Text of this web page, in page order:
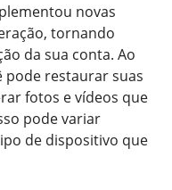
novas
tornando
da sua conta. Ao
pode restaurar suas
fotos e vídeos que
pode variar
de dispositivo que